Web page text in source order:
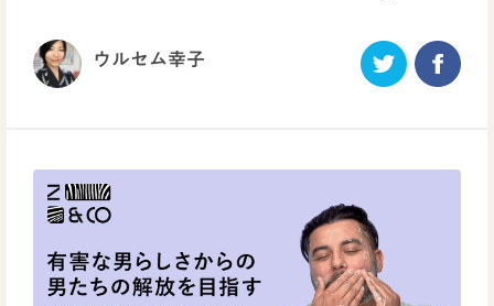
ウルセム幸子